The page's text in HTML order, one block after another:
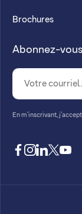
Brochures
Abonnez-
En m’inscrivant,
facebook
instagram
linkedin
twitter